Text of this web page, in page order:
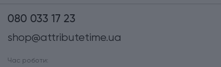
080 033 17 23
shop@attributetime.ua
Час роботи: